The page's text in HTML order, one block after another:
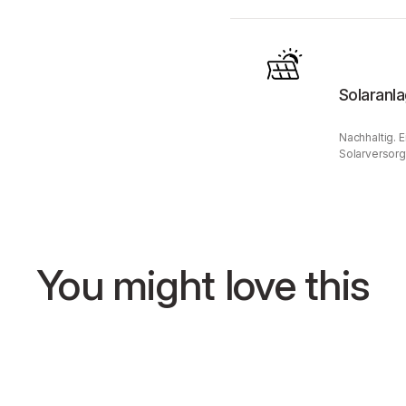
Nachhaltig.
You might love this